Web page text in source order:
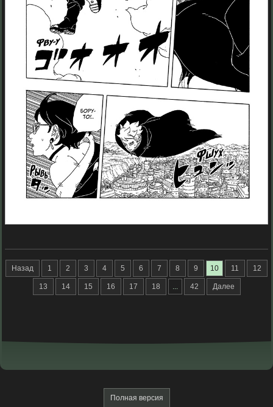
Назад 1 2 3 4 5 6 7 8 9 10 11 12
13 14 15 16 17 18 42 Далее
Полная версия